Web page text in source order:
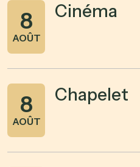
8
AOÛT
Cinéma
8
AOÛT
Chapelet